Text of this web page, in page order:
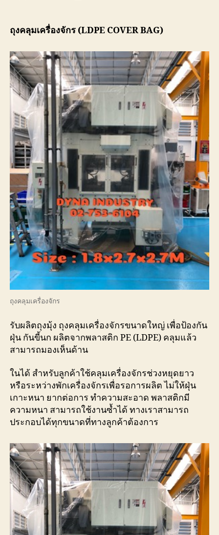
ถุงคลุมเครื่องจักร (LDPE COVER BAG)
ถุงคลุมเครื่องจักร
รับผลิตถุงมุ้ง ถุงคลุมเครื่องจักรขนาดใหญ่ เพื่อป้องกัน
ฝุ่น กันขี้นก ผลิตจากพลาสติก PE (LDPE) คลุมแล้ว
สามารถมองเห็นด้าน
ในได้ สำหรับลูกค้าใช้คลุมเครื่องจักรช่วงหยุดยาว
หรือระหว่างพักเครื่องจักรเพื่อรอการผลิต ไม่ให้ฝุ่น
เกาะหนา ยากต่อการ ทำความสะอาด พลาสติกมี
ความหนา สามารถใช้งานซ้ำได้ ทางเราสามารถ
ประกอบได้ทุกขนาดที่ทางลูกค้าต้องการ